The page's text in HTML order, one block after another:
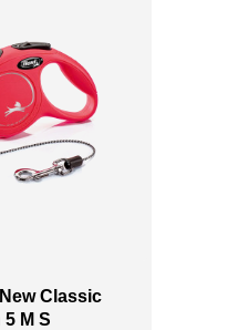
Classic
M S